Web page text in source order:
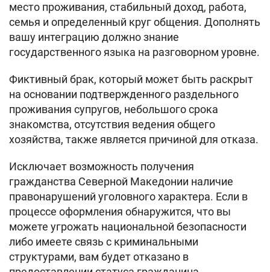
место проживания, стабильный доход, работа,
семья и определенный круг общения. Дополнять
вашу интеграцию должно знание
государственного языка на разговорном уровне.
Фиктивный брак, который может быть раскрыт
на основании подтвержденного раздельного
проживания супругов, небольшого срока
знакомства, отсутствия ведения общего
хозяйства, также является причиной для отказа.
Исключает возможность получения
гражданства Северной Македонии наличие
правонарушений уголовного характера. Если в
процессе оформления обнаружится, что вы
можете угрожать национальной безопасности
либо имеете связь с криминальными
структурами, вам будет отказано в